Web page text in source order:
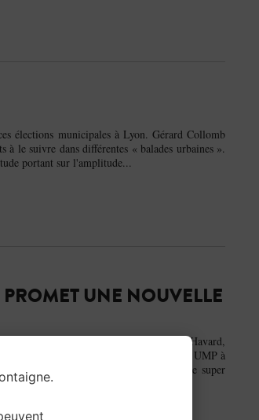
élections municipales à Lyon. Gérard Collomb
à le suivre dans différentes « balades urbaines ».
portant sur l'amplitude...
UNE NOUVELLE
crible les projets phares de Michel Havard,
promesses. Michel Havard, candidat UMP à
Dieu. Il mise aussi sur la création d’une super